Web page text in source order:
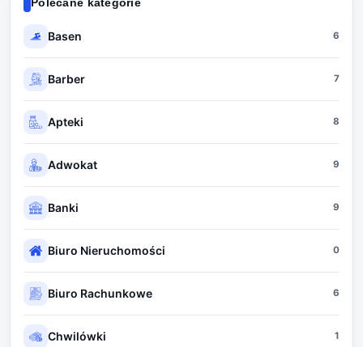
Basen 6
Barber 7
Apteki 8
Adwokat 9
Banki 9
Biuro Nieruchomości 0
Biuro Rachunkowe 6
Chwilówki 1